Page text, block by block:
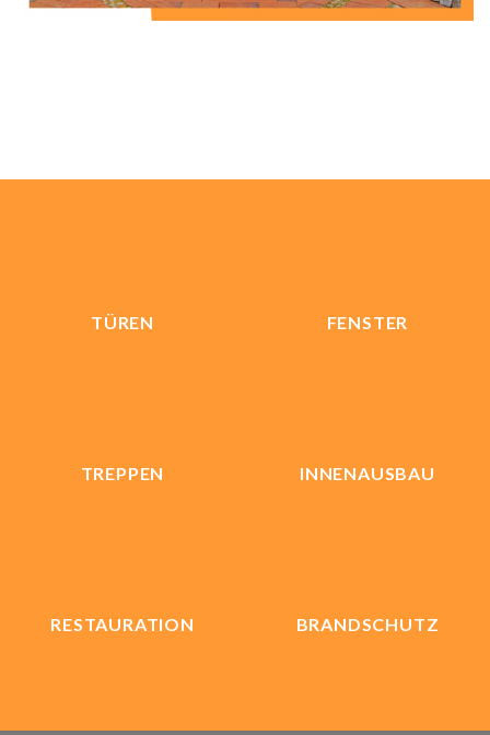
TÜREN FENSTER
TREPPEN INNENAUSBAU
RESTAURATION BRANDSCHUTZ